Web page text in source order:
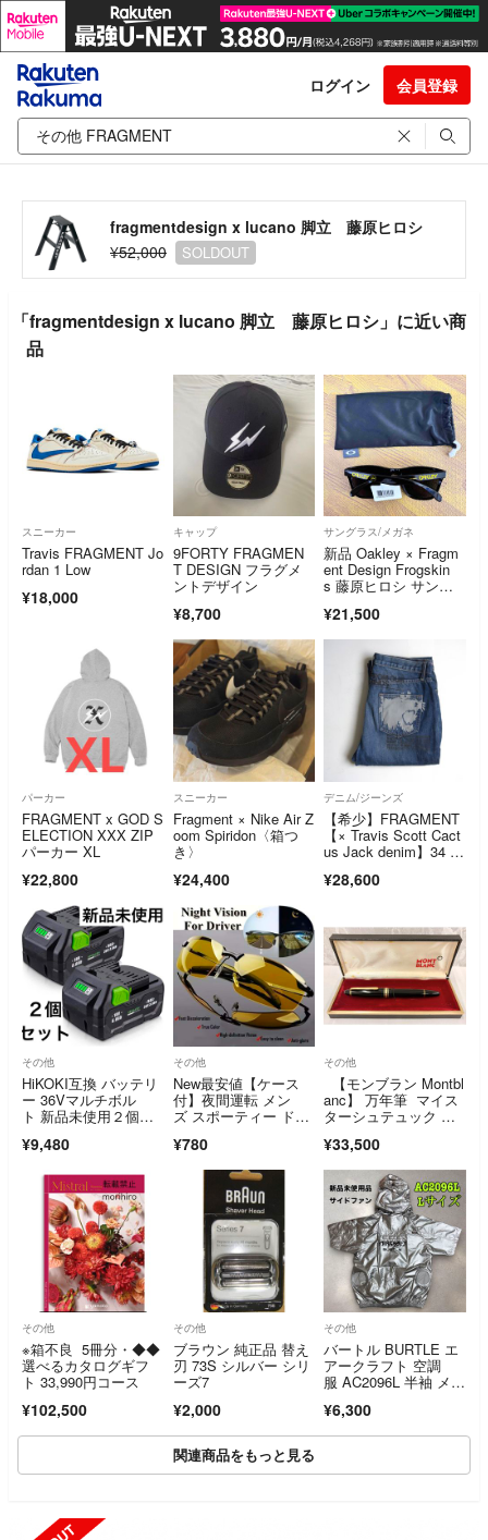
ログイン 会員登録
fragmentdesign x lucano 脚立 藤原ヒロシ
¥52,000
SOLDOUT
「fragmentdesign x lucano 脚立 藤原ヒロシ」に近い商
品
スニーカー
Travis FRAGMENT Jo
rdan 1 Low
¥18,000
キャップ
9FORTY FRAGMEN
T DESIGN フラグメ
ントデザイン
¥8,700
サングラス/メガネ
新品 Oakley × Fragm
ent Design Frogskin
s 藤原ヒロシ サング
¥21,500
パーカー
FRAGMENT x GOD S
ELECTION XXX ZIP
パーカー XL
¥22,800
スニーカー
Fragment × Nike Air Z
oom Spiridon〈箱つ
き〉
¥24,400
デニム/ジーンズ
【希少】FRAGMENT
【× Travis Scott Cact
us Jack denim】34 フ
ススコット デニムパ
¥28,600
その他
HiKOKI互換 バッテリ
ー 36Vマルチボル
ト 新品未使用２個セ
¥9,480
その他
New最安値【ケース
付】夜間運転 メン
ズ スポーティー ドラ
¥780
その他
【モンブラン Montbl
anc】 万年筆 マイス
ターシュテュック シ
4K F（細字） 高級
筆記具
¥33,500
その他
※箱不良 5冊分・◆◆
選べるカタログギフ
ト 33,990円コース
¥102,500
その他
ブラウン 純正品 替え
刃 73S シルバー シリ
ーズ7
¥2,000
その他
バートル BURTLE エ
アークラフト 空調
服 AC2096L 半袖 メタ
ズ
¥6,300
関連商品をもっと見る